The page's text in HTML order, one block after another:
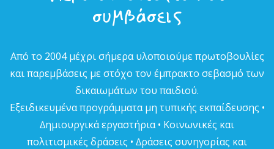
συµβάσεις
Από το 2004 µέχρι σήµερα υλοποιούµε πρωτοβουλίες
και παρεµβάσεις µε στόχο τον έµπρακτο σεβασµό των
δικαιωµάτων του παιδιού.
Εξειδικευµένα προγράµµατα µη τυπικής εκπαίδευσης •
∆ηµιουργικά εργαστήρια • Κοινωνικές και
πολιτισµικές δράσεις • ∆ράσεις συνηγορίας και